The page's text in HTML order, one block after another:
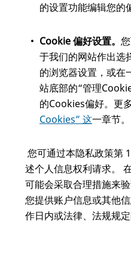
的设置功能编辑您的
Cookie偏好设置。
于我们的网站作出选
的浏览器设置，或在
站底部的“管理
的Cookies偏好。更
Cookies” 这一章节。
您可通过本隐私政策第
述个人信息权利请求。
可能会采取合理措施来
您提供账户信息或其他
作日内或法律、法规规